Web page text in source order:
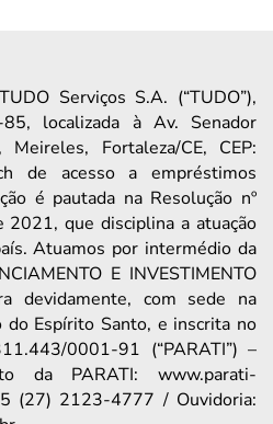
Serviços S.A. (“TUDO”),
localizada à Av. Senador
Fortaleza/CE, CEP:
de acesso a empréstimos
é pautada na Resolução nº
que disciplina a atuação
Atuamos por intermédio da
E INVESTIMENTO
devidamente, com sede na
do Espírito Santo, e inscrita no
0001-91 (“PARATI”) –
da PARATI: www.parati-
(27) 2123-4777 / Ouvidoria: